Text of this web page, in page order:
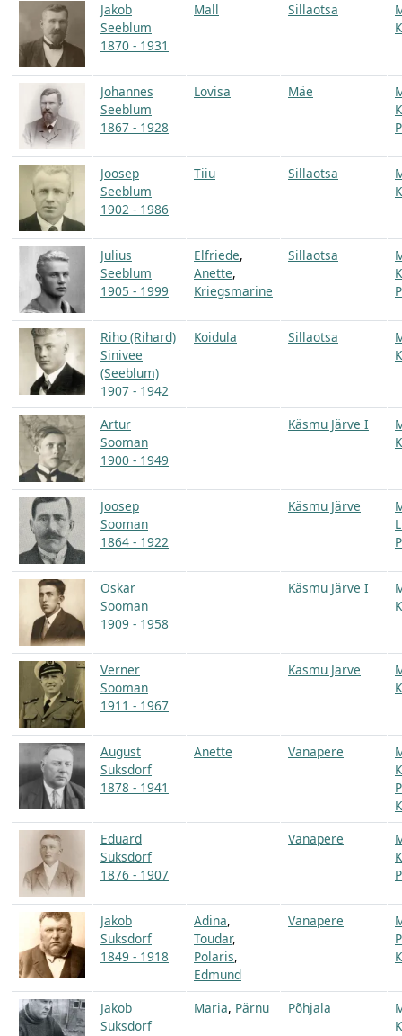
Jakob
Seeblum
1870 - 1931
Mall Sillaotsa
Johannes
Seeblum
1867 - 1928
Lovisa Mäe
Joosep
Seeblum
1902 - 1986
Tiiu Sillaotsa
Julius
Seeblum
1905 - 1999
Elfriede,
Anette,
Kriegsmarine
Sillaotsa
Riho (Rihard)
Sinivee
(Seeblum)
1907 - 1942
Koidula Sillaotsa
Artur
Sooman
1900 - 1949
Käsmu Järve I
Joosep
Sooman
1864 - 1922
Käsmu Järve
Oskar
Sooman
1909 - 1958
Käsmu Järve I
Verner
Sooman
1911 - 1967
Käsmu Järve
August
Suksdorf
1878 - 1941
Anette Vanapere
Eduard
Suksdorf
1876 - 1907
Vanapere
Jakob
Suksdorf
1849 - 1918
Adina,
Toudar,
Polaris,
Edmund
Vanapere
Jakob
Suksdorf
Maria, Pärnu Põhjala